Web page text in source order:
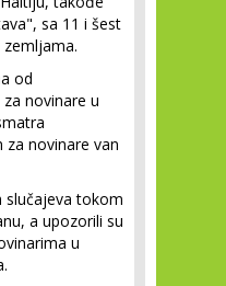
sa 11 i šest
od
novinare u
novinare van
slučajeva tokom
a upozorili su
u